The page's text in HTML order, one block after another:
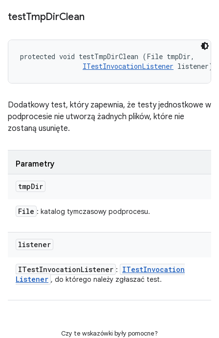
testTmpDirClean
protected void testTmpDirClean (File tmpDir,
ITestInvocationListener listener)
Dodatkowy test, który zapewnia, że testy jednostkowe w
podprocesie nie utworzą żadnych plików, które nie
zostaną usunięte.
Parametry
tmpDir
File : katalog tymczasowy podprocesu.
listener
ITestInvocationListener : ITestInvocation
Listener , do którego należy zgłaszać test.
Czy te wskazówki były pomocne?